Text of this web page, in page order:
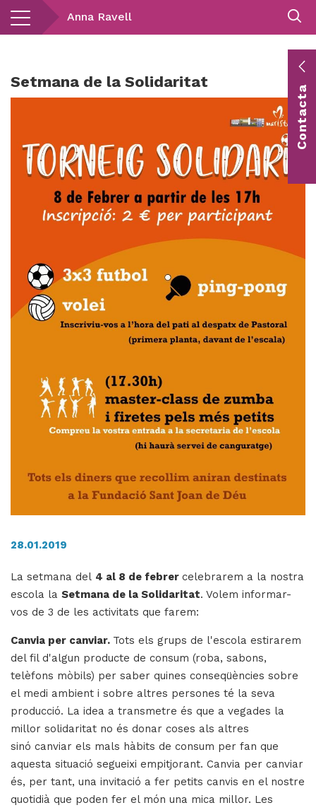
Vés
Anna Ravell
Setmana de la Solidaritat
28.01.2019
La setmana del 4 al 8 de febrer celebrarem a la nostra
escola la Setmana de la Solidaritat. Volem informar-
vos de 3 de les activitats que farem:
Canvia per canviar. Tots els grups de l'escola estirarem
del fil d'algun producte de consum (roba, sabons,
telèfons mòbils) per saber quines conseqüències sobre
el medi ambient i sobre altres persones té la seva
producció. La idea a transmetre és que a vegades la
millor solidaritat no és donar coses als altres
sinó canviar els mals hàbits de consum per fan que
aquesta situació segueixi empitjorant. Canvia per canviar
és, per tant, una invitació a fer petits canvis en el nostre
quotidià que poden fer el món una mica millor. Les
Contacta